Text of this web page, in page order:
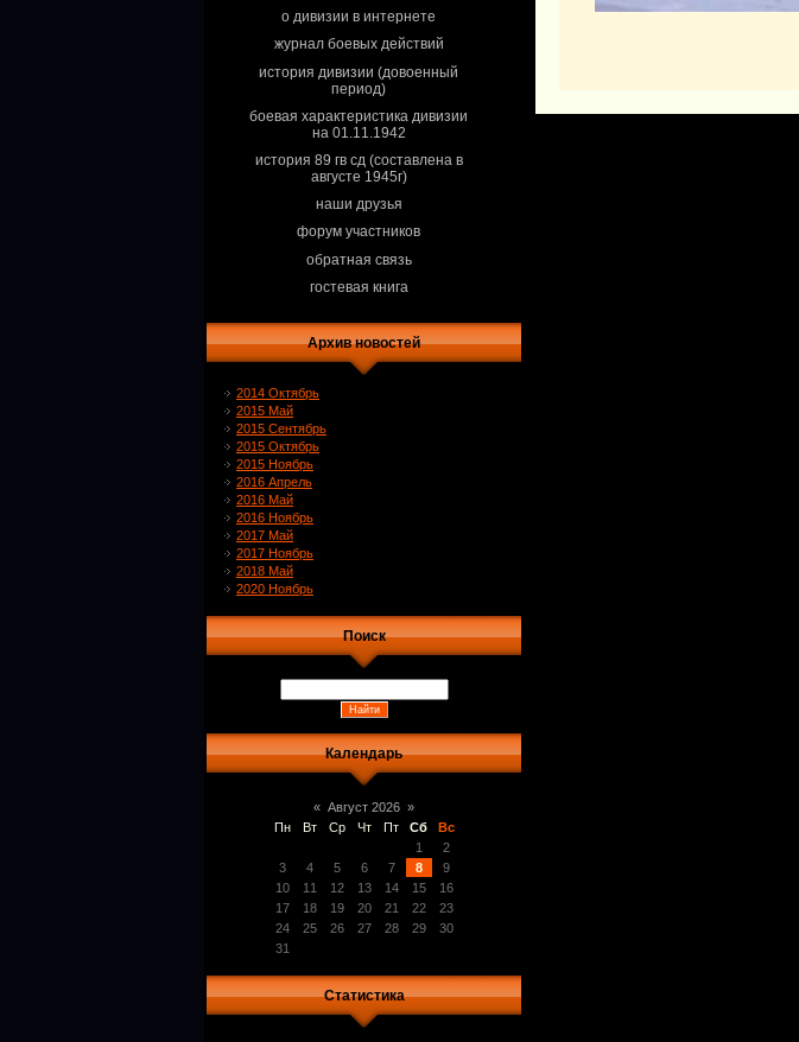
о дивизии в интернете
журнал боевых действий
история дивизии (довоенный
период)
боевая характеристика дивизии
на 01.11.1942
история 89 гв сд (составлена в
августе 1945г)
наши друзья
форум участников
обратная связь
гостевая книга
Архив новостей
2014 Октябрь
2015 Май
2015 Сентябрь
2015 Октябрь
2015 Ноябрь
2016 Апрель
2016 Май
2016 Ноябрь
2017 Май
2017 Ноябрь
2018 Май
2020 Ноябрь
Поиск
Календарь
« Август 2026 »
Пн
Вт Ср Чт Пт Сб
Вс
1
2
3
4 5 6 7 8
9
10
11 12 13 14 15
16
17
18 19 20 21 22
23
24
25 26 27 28 29
30
31
Статистика